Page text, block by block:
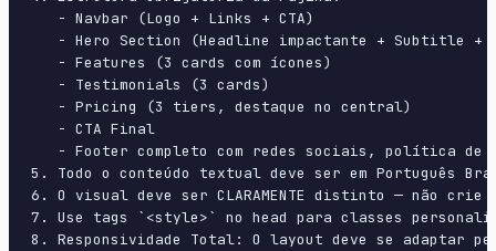
   - Navbar (Logo + Links + CTA)
- Hero Section (Headline impactante + Subtitle +
   - Features (3 cards com ícones)
   - Testimonials (3 cards)
   - Pricing (3 tiers, destaque no central)
   - CTA Final
- Footer completo com redes sociais, política
5. Todo o conteúdo textual deve ser em Português
6. O visual deve ser CLARAMENTE distinto — não
7. Use tags `<style>` no head para classes
8. Responsividade Total: O layout deve se adaptar